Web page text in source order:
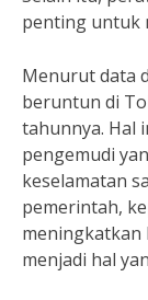
penting untuk
Menurut data
beruntun di
tahunnya. Hal
pengemudi
keselamatan
pemerintah,
meningkatkan
menjadi hal